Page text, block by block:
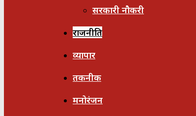
सरकारी नौकरी
राजनीति
व्यापार
तकनीक
मनोरंजन